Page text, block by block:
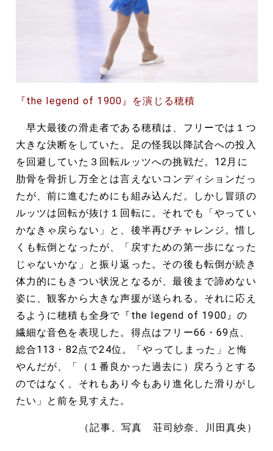
『the legend of 1900』を演じる穂積
早大最後の滑走者である穂積は、フリーでは１つ
大きな決断をしていた。足の怪我以降試合への投入
を回避していた３回転ルッツへの挑戦だ。12月に
肋骨を骨折し万全とは言えないコンディションだっ
たが、前に進むためにも組み込んだ。しかし冒頭の
ルッツは回転が抜け１回転に。それでも「やってい
かなきゃ戻らない」と、後半再びチャレンジ。惜し
くも転倒となったが、「戻すための第一歩になった
じゃないかな」と振り返った。その後も転倒が続き
体力的にもきつい状況となるが、最後まで諦めない
姿に、観客から大きな声援が送られる。それに応え
るように穂積も全身で『the legend of 1900』の
繊細な音色を表現した。得点はフリー66・69点、
総合113・82点で24位。「やってしまった」と悔
やんだが、「（１番良かった過去に）戻ろうとする
のではなく、それもあり今もあり進化した滑りがし
たい」と前を見すえた。
（記事、写真 荘司紗奈、川田真央）